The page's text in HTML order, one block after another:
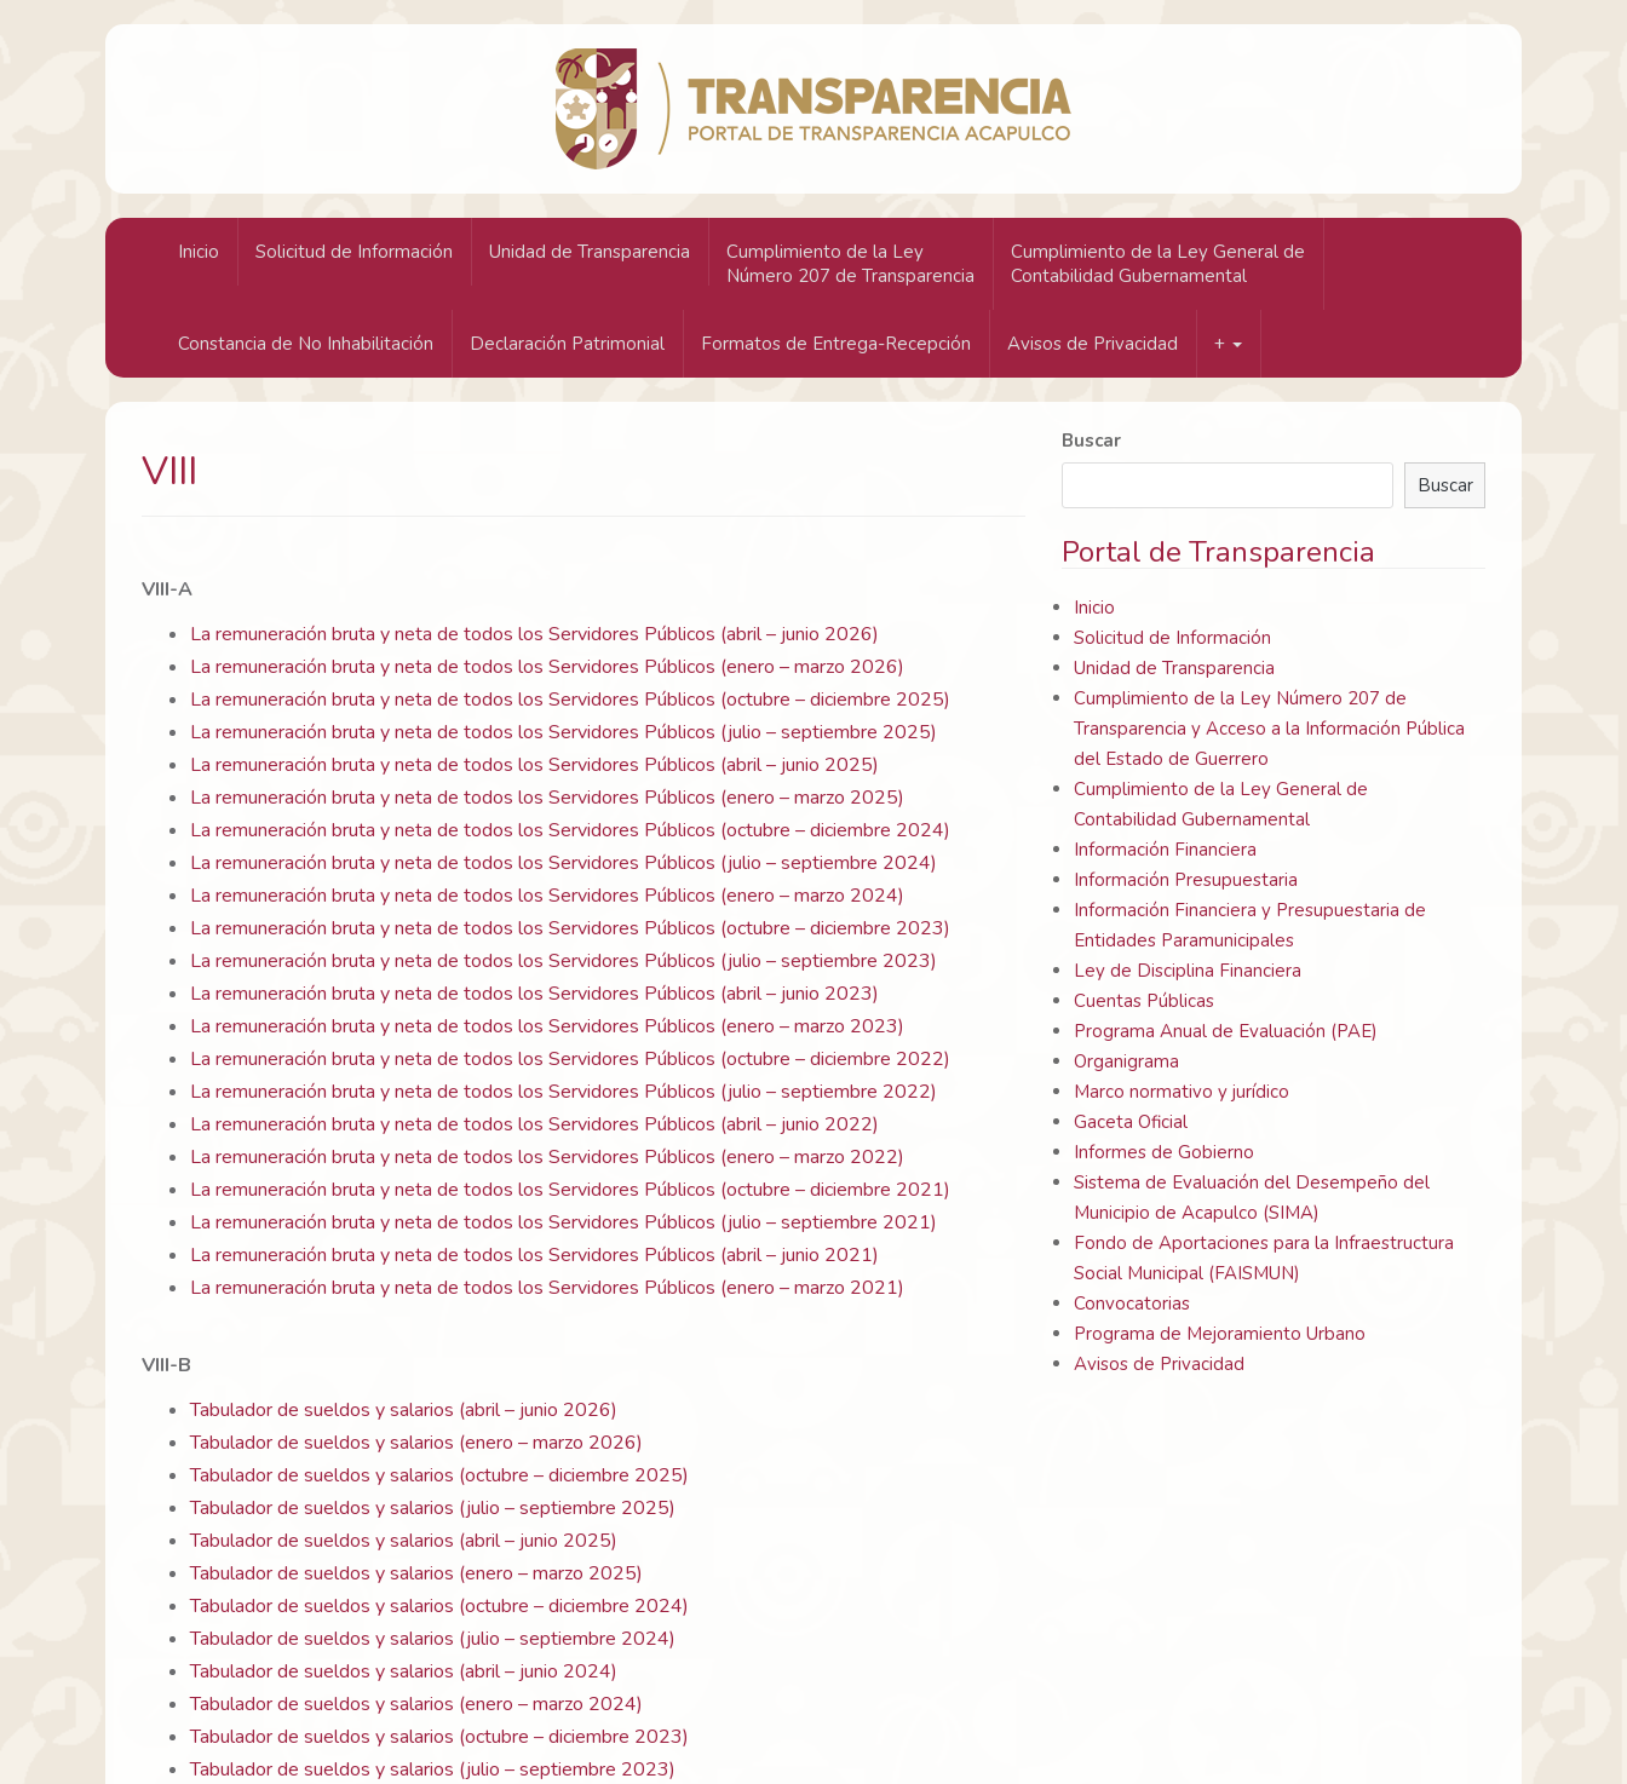
H. Ayuntamiento Constitucional de Acapulco
Inicio Solicitud de Información Unidad de Transparencia
Cumplimiento de la Ley
Número 207 de Transparencia
Cumplimiento de la Ley General de
Contabilidad Gubernamental
Constancia de No Inhabilitación Declaración Patrimonial Formatos de Entrega-Recepción Avisos de Privacidad +
VIII
VIII-A
La remuneración bruta y neta de todos los Servidores Públicos (abril – junio 2026)
La remuneración bruta y neta de todos los Servidores Públicos (enero – marzo 2026)
La remuneración bruta y neta de todos los Servidores Públicos (octubre – diciembre 2025)
La remuneración bruta y neta de todos los Servidores Públicos (julio – septiembre 2025)
La remuneración bruta y neta de todos los Servidores Públicos (abril – junio 2025)
La remuneración bruta y neta de todos los Servidores Públicos (enero – marzo 2025)
La remuneración bruta y neta de todos los Servidores Públicos (octubre – diciembre 2024)
La remuneración bruta y neta de todos los Servidores Públicos (julio – septiembre 2024)
La remuneración bruta y neta de todos los Servidores Públicos (enero – marzo 2024)
La remuneración bruta y neta de todos los Servidores Públicos (octubre – diciembre 2023)
La remuneración bruta y neta de todos los Servidores Públicos (julio – septiembre 2023)
La remuneración bruta y neta de todos los Servidores Públicos (abril – junio 2023)
La remuneración bruta y neta de todos los Servidores Públicos (enero – marzo 2023)
La remuneración bruta y neta de todos los Servidores Públicos (octubre – diciembre 2022)
La remuneración bruta y neta de todos los Servidores Públicos (julio – septiembre 2022)
La remuneración bruta y neta de todos los Servidores Públicos (abril – junio 2022)
La remuneración bruta y neta de todos los Servidores Públicos (enero – marzo 2022)
La remuneración bruta y neta de todos los Servidores Públicos (octubre – diciembre 2021)
La remuneración bruta y neta de todos los Servidores Públicos (julio – septiembre 2021)
La remuneración bruta y neta de todos los Servidores Públicos (abril – junio 2021)
La remuneración bruta y neta de todos los Servidores Públicos (enero – marzo 2021)
VIII-B
Tabulador de sueldos y salarios (abril – junio 2026)
Tabulador de sueldos y salarios (enero – marzo 2026)
Tabulador de sueldos y salarios (octubre – diciembre 2025)
Tabulador de sueldos y salarios (julio – septiembre 2025)
Tabulador de sueldos y salarios (abril – junio 2025)
Tabulador de sueldos y salarios (enero – marzo 2025)
Tabulador de sueldos y salarios (octubre – diciembre 2024)
Tabulador de sueldos y salarios (julio – septiembre 2024)
Tabulador de sueldos y salarios (abril – junio 2024)
Tabulador de sueldos y salarios (enero – marzo 2024)
Tabulador de sueldos y salarios (octubre – diciembre 2023)
Tabulador de sueldos y salarios (julio – septiembre 2023)
Buscar
Buscar
Portal de Transparencia
Inicio
Solicitud de Información
Unidad de Transparencia
Cumplimiento de la Ley Número 207 de
Transparencia y Acceso a la Información Pública
del Estado de Guerrero
Cumplimiento de la Ley General de
Contabilidad Gubernamental
Información Financiera
Información Presupuestaria
Información Financiera y Presupuestaria de
Entidades Paramunicipales
Ley de Disciplina Financiera
Cuentas Públicas
Programa Anual de Evaluación (PAE)
Organigrama
Marco normativo y jurídico
Gaceta Oficial
Informes de Gobierno
Sistema de Evaluación del Desempeño del
Municipio de Acapulco (SIMA)
Fondo de Aportaciones para la Infraestructura
Social Municipal (FAISMUN)
Convocatorias
Programa de Mejoramiento Urbano
Avisos de Privacidad